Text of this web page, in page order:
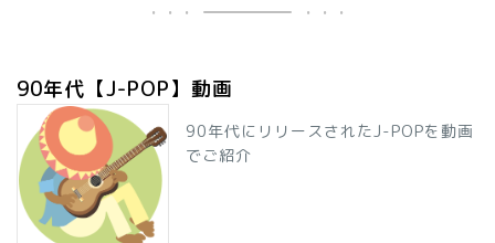
90年代【J-POP】動画
90年代にリリースされたJ-POPを動画
でご紹介